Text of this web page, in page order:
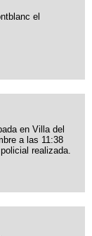
el
en Villa del
a las 11:38
realizada.